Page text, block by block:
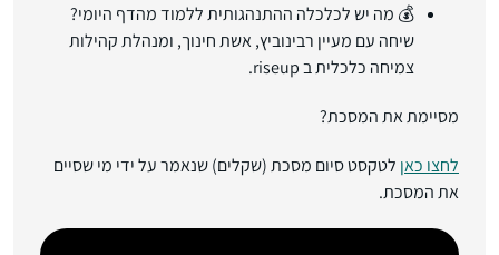
💰 מה יש לכלכלה ההתנהגותית ללמוד מהדף היומי?
שיחה עם מעיין רבינוביץ, אשת חינוך, ומנהלת קהילות
צמיחה כלכלית ב riseup.
מסיימת את המסכת?
לחצו כאן לטקסט סיום מסכת (שקלים) שנאמר על ידי מי שסיים
את המסכת.